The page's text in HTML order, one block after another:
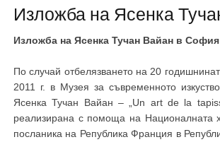
Изложба на Ясенка
Изложба на Ясенка Тучан Вайан в София
По случай отбелязването на 20
2011 г. в Музея за съвременното
Ясенка Тучан Вайан – „Un art de la
реализирана с помоща на Националната
посланика на Република Франция в